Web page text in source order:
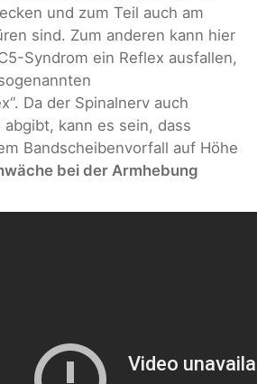
und zum Teil auch am
sind. Zum anderen kann hier
Syndrom ein Reflex ausfallen,
Da der Spinalnerv auch
kann es sein, dass
Bandscheibenvorfall auf Höhe
bei der Armhebung